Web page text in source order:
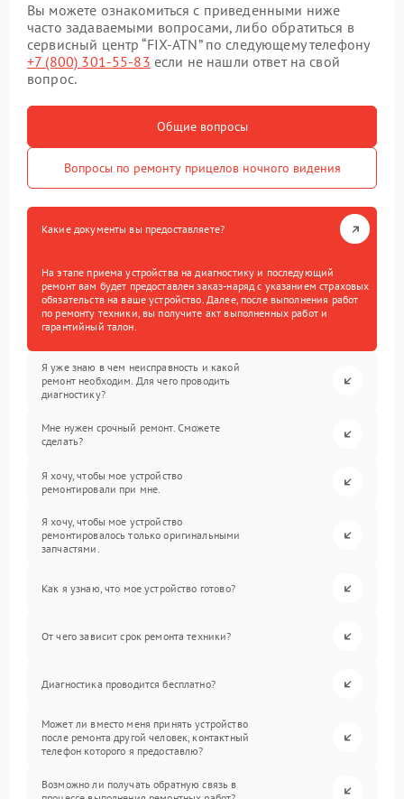
Вы можете ознакомиться с приведенными ниже
часто задаваемыми вопросами, либо обратиться в
сервисный центр “FIX-ATN” по следующему телефону
+7 (800) 301-55-83 если не нашли ответ на свой
вопрос.
Общие вопросы
Вопросы по ремонту прицелов ночного видения
Какие документы вы предоставляете?
На этапе приема устройства на диагностику и последующий
ремонт вам будет предоставлен заказ-наряд с указанием страховых
обязательств на ваше устройство. Далее, после выполнения работ
по ремонту техники, вы получите акт выполненных работ и
гарантийный талон.
Я уже знаю в чем неисправность и какой
ремонт необходим. Для чего проводить
диагностику?
Мне нужен срочный ремонт. Сможете
сделать?
Я хочу, чтобы мое устройство
ремонтировали при мне.
Я хочу, чтобы мое устройство
ремонтировалось только оригинальными
запчастями.
Как я узнаю, что мое устройство готово?
От чего зависит срок ремонта техники?
Диагностика проводится бесплатно?
Может ли вместо меня принять устройство
после ремонта другой человек, контактный
телефон которого я предоставлю?
Возможно ли получать обратную связь в